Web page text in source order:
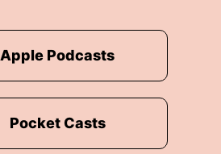
Apple Podcasts
Pocket Casts